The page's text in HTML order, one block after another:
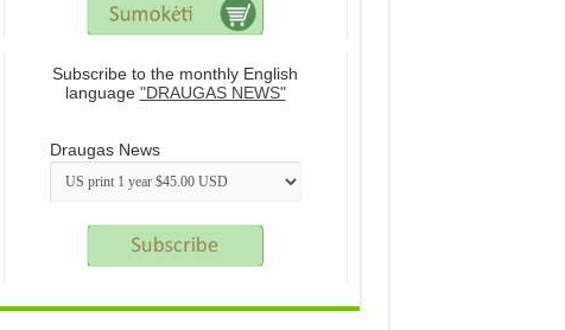
Subscribe to the monthly English
language "DRAUGAS NEWS"
Draugas News